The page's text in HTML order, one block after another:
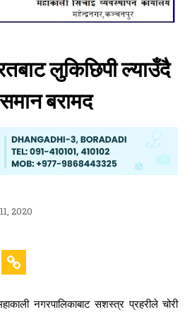
लुकिछिपी ल्याउँदै
बरामद
2020
नगरपालिकाबाट सशस्त्र प्रहरीले चोरी